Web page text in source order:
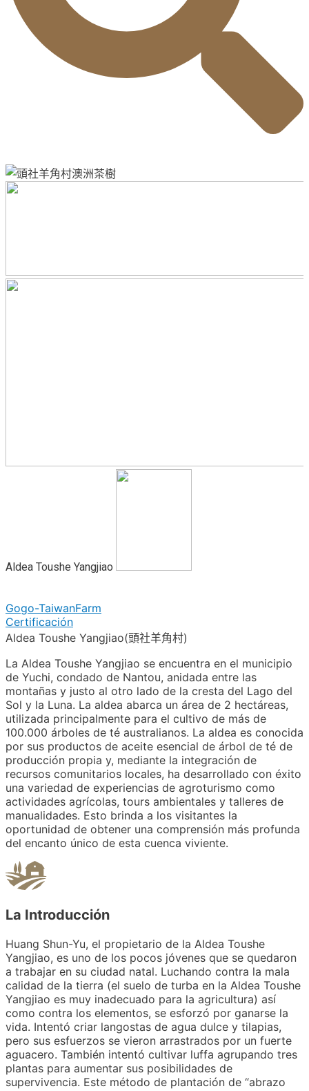
Aldea Toushe Yangjiao
Gogo-TaiwanFarm
Certificación
Aldea Toushe Yangjiao(頭社羊角村)
La Aldea Toushe Yangjiao se encuentra en el municipio
de Yuchi, condado de Nantou, anidada entre las
montañas y justo al otro lado de la cresta del Lago del
Sol y la Luna. La aldea abarca un área de 2 hectáreas,
utilizada principalmente para el cultivo de más de
100.000 árboles de té australianos. La aldea es conocida
por sus productos de aceite esencial de árbol de té de
producción propia y, mediante la integración de
recursos comunitarios locales, ha desarrollado con éxito
una variedad de experiencias de agroturismo como
actividades agrícolas, tours ambientales y talleres de
manualidades. Esto brinda a los visitantes la
oportunidad de obtener una comprensión más profunda
del encanto único de esta cuenca viviente.
La Introducción
Huang Shun-Yu, el propietario de la Aldea Toushe
Yangjiao, es uno de los pocos jóvenes que se quedaron
a trabajar en su ciudad natal. Luchando contra la mala
calidad de la tierra (el suelo de turba en la Aldea Toushe
Yangjiao es muy inadecuado para la agricultura) así
como contra los elementos, se esforzó por ganarse la
vida. Intentó criar langostas de agua dulce y tilapias,
pero sus esfuerzos se vieron arrastrados por un fuerte
aguacero. También intentó cultivar luffa agrupando tres
plantas para aumentar sus posibilidades de
supervivencia. Este método de plantación de “abrazo